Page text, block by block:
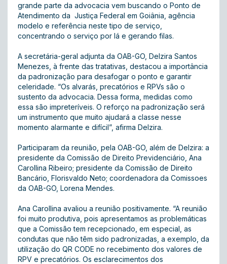
grande parte da advocacia vem buscando o Ponto de
Atendimento da Justiça Federal em Goiânia, agência
modelo e referência neste tipo de serviço,
concentrando o serviço por lá e gerando filas.
A secretária-geral adjunta da OAB-GO, Delzira Santos
Menezes, à frente das tratativas, destacou a importância
da padronização para desafogar o ponto e garantir
celeridade. “Os alvarás, precatórios e RPVs são o
sustento da advocacia. Dessa forma, medidas como
essa são impreteríveis. O reforço na padronização será
um instrumento que muito ajudará a classe nesse
momento alarmante e difícil”, afirma Delzira.
Participaram da reunião, pela OAB-GO, além de Delzira: a
presidente da Comissão de Direito Previdenciário, Ana
Carollina Ribeiro; presidente da Comissão de Direito
Bancário, Florisvaldo Neto; coordenadora da Comissoes
da OAB-GO, Lorena Mendes.
Ana Carollina avaliou a reunião positivamente. “A reunião
foi muito produtiva, pois apresentamos as problemáticas
que a Comissão tem recepcionado, em especial, as
condutas que não têm sido padronizadas, a exemplo, da
utilização do QR CODE no recebimento dos valores de
RPV e precatórios. Os esclarecimentos dos